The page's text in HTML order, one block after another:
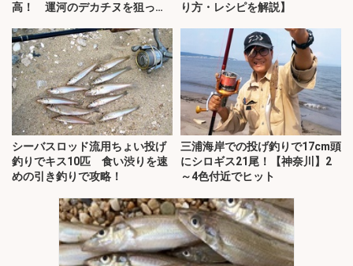
高！ 運河のデカチヌを狙って
り方・レシピを解説】
シーバスロッド流用ちょい投げ
釣りでキス10匹 食い渋りを速
めの引き釣りで攻略！
三浦海岸での投げ釣りで17cm頭
にシロギス21尾！【神奈川】2
～4色付近でヒット